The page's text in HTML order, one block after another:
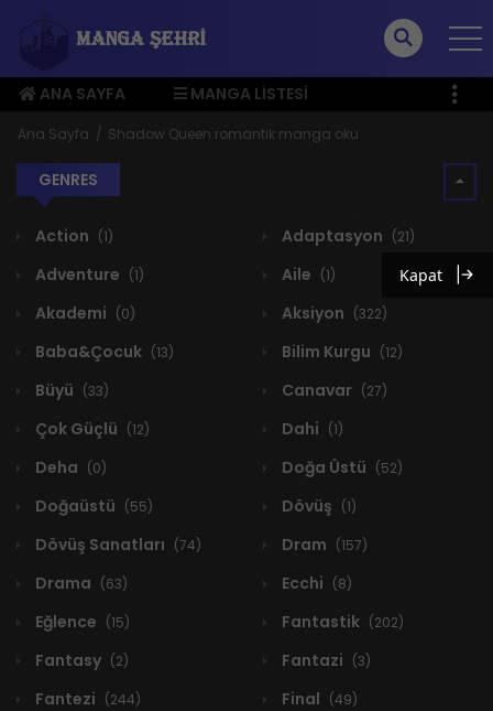
ANA SAYFA
MANGA LISTESI
ÜYE MENÜSÜ
Ana Sayfa Shadow Queen romantik manga oku
GENRES
Action (1) Adaptasyon (21)
Adventure (1) Aile (1)
Akademi (0) Aksiyon (322)
Baba&Çocuk (13) Bilim Kurgu (12)
Büyü (33) Canavar (27)
Çok Güçlü (12) Dahi (1)
Deha (0) Doğa Üstü (52)
Doğaüstü (55) Dövüş (1)
Dövüş Sanatları (74) Dram (157)
Drama (63) Ecchi (8)
Eğlence (15) Fantastik (202)
Fantasy (2) Fantazi (3)
Fantezi (244) Final (49)
Kapat